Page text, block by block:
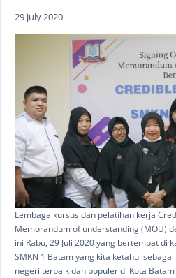
29 july 2020
Lembaga kursus dan pelatihan kerja
Memorandum of understanding (MOU)
ini Rabu, 29 Juli 2020 yang bertempat di
Panbil Blok B No 12a. Kegiatan ini
kerjasama dengan berbagai sekolah -
SMKN 1 Batam yang kita ketahui
negeri terbaik dan populer di Kota